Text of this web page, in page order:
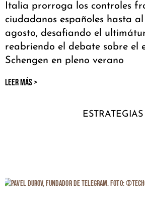
Italia prorroga los controles
ciudadanos españoles hasta al
agosto, desafiando el
reabriendo el debate sobre el
Schengen en pleno verano
LEER MÁS >
ESTRATEGIAS